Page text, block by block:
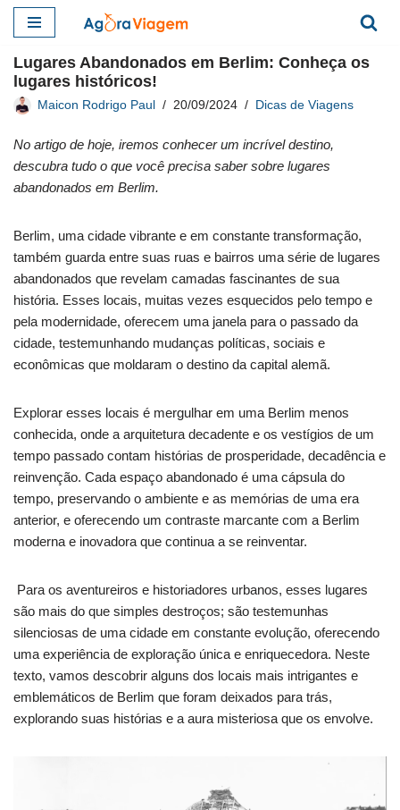
para
o
conteúdo
Lugares Abandonados em Berlim: Conheça os
lugares históricos!
Maicon Rodrigo Paul 20/09/2024 Dicas de Viagens
No artigo de hoje, iremos conhecer um incrível destino,
descubra tudo o que você precisa saber sobre lugares
abandonados em Berlim.
Berlim, uma cidade vibrante e em constante transformação,
também guarda entre suas ruas e bairros uma série de lugares
abandonados que revelam camadas fascinantes de sua
história. Esses locais, muitas vezes esquecidos pelo tempo e
pela modernidade, oferecem uma janela para o passado da
cidade, testemunhando mudanças políticas, sociais e
econômicas que moldaram o destino da capital alemã.
Explorar esses locais é mergulhar em uma Berlim menos
conhecida, onde a arquitetura decadente e os vestígios de um
tempo passado contam histórias de prosperidade, decadência e
reinvenção. Cada espaço abandonado é uma cápsula do
tempo, preservando o ambiente e as memórias de uma era
anterior, e oferecendo um contraste marcante com a Berlim
moderna e inovadora que continua a se reinventar.
Para os aventureiros e historiadores urbanos, esses lugares
são mais do que simples destroços; são testemunhas
silenciosas de uma cidade em constante evolução, oferecendo
uma experiência de exploração única e enriquecedora. Neste
texto, vamos descobrir alguns dos locais mais intrigantes e
emblemáticos de Berlim que foram deixados para trás,
explorando suas histórias e a aura misteriosa que os envolve.